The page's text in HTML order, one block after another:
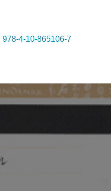
4-10-865106-7